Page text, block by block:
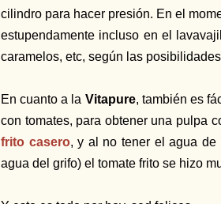
cilindro para hacer presión. En el
estupendamente incluso en el
caramelos, etc, según las
En cuanto a la Vitapure, también es
con tomates, para obtener una pulpa
frito casero, y al no tener el agua
agua del grifo) el tomate frito se hizo